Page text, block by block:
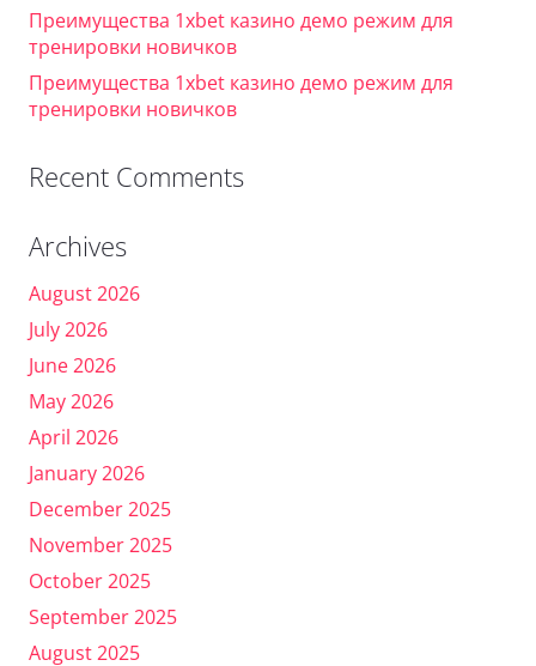
Преимущества 1xbet казино демо режим для
тренировки новичков
Преимущества 1xbet казино демо режим для
тренировки новичков
Recent Comments
Archives
August 2026
July 2026
June 2026
May 2026
April 2026
January 2026
December 2025
November 2025
October 2025
September 2025
August 2025